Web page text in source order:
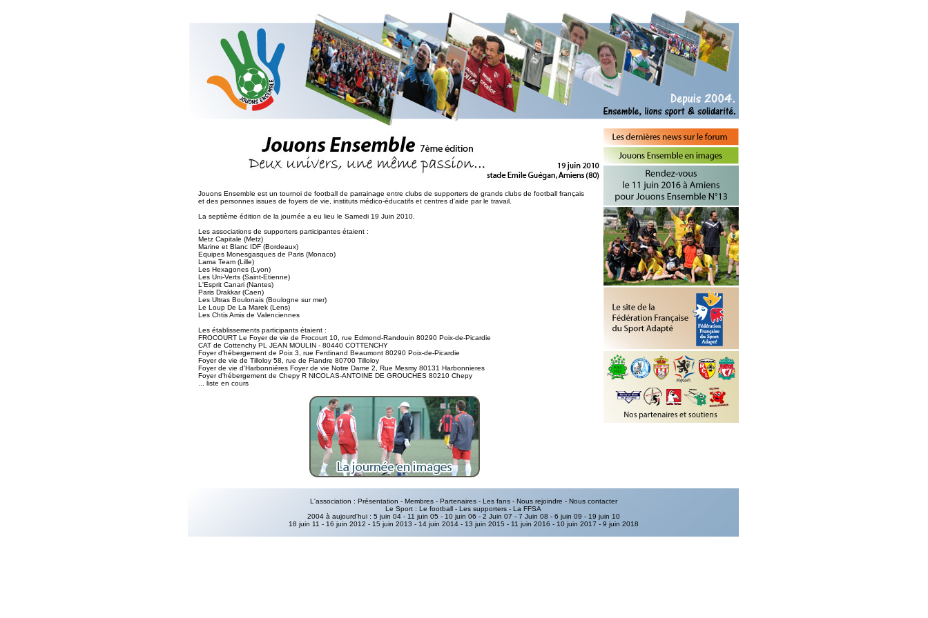
Jouons Ensemble est un tournoi de football de parrainage entre clubs de supporters de grands clubs de football français
et des personnes issues de foyers de vie, instituts médico-éducatifs et centres d'aide par le travail.
La septième édition de la journée a eu lieu le Samedi 19 Juin 2010.
Les associations de supporters participantes étaient :
Metz Capitale (Metz)
Marine et Blanc IDF (Bordeaux)
Equipes Monesgasques de Paris (Monaco)
Lama Team (Lille)
Les Hexagones (Lyon)
Les Uni-Verts (Saint-Etienne)
L'Esprit Canari (Nantes)
Paris Drakkar (Caen)
Les Ultras Boulonais (Boulogne sur mer)
Le Loup De La Marek (Lens)
Les Chtis Amis de Valenciennes
Les établissements participants étaient :
FROCOURT Le Foyer de vie de Frocourt 10, rue Edmond-Randouin 80290 Poix-de-Picardie
CAT de Cottenchy PL JEAN MOULIN - 80440 COTTENCHY
Foyer d'hébergement de Poix 3, rue Ferdinand Beaumont 80290 Poix-de-Picardie
Foyer de vie de Tilloloy 58, rue de Flandre 80700 Tilloloy
Foyer de vie d'Harbonniéres Foyer de vie Notre Dame 2, Rue Mesmy 80131 Harbonnieres
Foyer d'hébergement de Chepy R NICOLAS-ANTOINE DE GROUCHES 80210 Chepy
... liste en cours
L'association : Présentation - Membres- Partenaires- Les fans - Nous rejoindre - Nous contacter
Le Sport : Le football - Les supporters - La FFSA
2004 à aujourd'hui : 5 juin 04- 11 juin 05 - 10 juin 06 - 2 Juin 07 - 7 Juin 08 - 6 juin 09 - 19 juin 10
18 juin 11 - 16 juin 2012 - 15 juin 2013 - 14 juin 2014- 13 juin 2015 - 11 juin 2016 - 10 juin 2017 - 9 juin 2018